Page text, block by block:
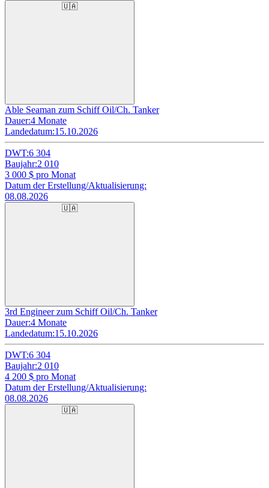
🇺🇦
Able Seaman zum Schiff Oil/Ch. Tanker
Dauer:4 Monate
Landedatum:15.10.2026
DWT:6 304
Baujahr:2 010
3 000 $ pro Monat
Datum der Erstellung/Aktualisierung:
08.08.2026
🇺🇦
3rd Engineer zum Schiff Oil/Ch. Tanker
Dauer:4 Monate
Landedatum:15.10.2026
DWT:6 304
Baujahr:2 010
4 200 $ pro Monat
Datum der Erstellung/Aktualisierung:
08.08.2026
🇺🇦